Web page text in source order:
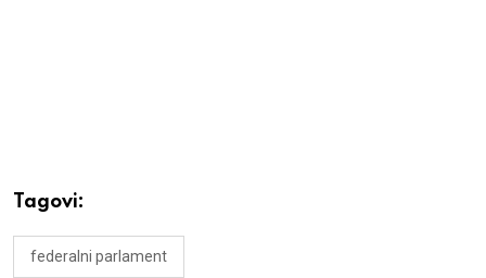
Tagovi:
federalni parlament